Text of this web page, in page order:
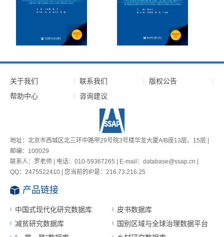
关于我们 联系我们
版权公告
帮助中心
咨询建议
地址：北京市西城区北三环中路甲29号院3号楼华龙大厦A/B座13层、15层 |
邮编：100029
联系人：罗老师 | 电话：010-59367265 | E-mail：database@ssap.cn |
QQ：2475522410 | 您当前的IP是： 216.73.216.25
产品链接
中国式现代化研究数据库
皮书数据库
减贫研究数据库
国别区域与全球治理数据平台